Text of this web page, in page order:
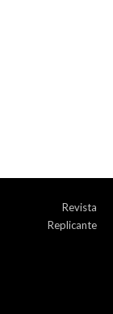
Revista
Replicante